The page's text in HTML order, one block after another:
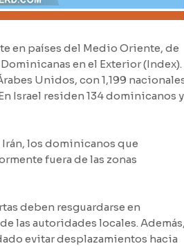
en países del Medio Oriente, de
en el Exterior (Index).
Unidos, con 1,199
Israel residen 134 dominicanos y
Irán, los dominicanos que
fuera de las zonas
deben resguardarse en
las autoridades locales. Además,
evitar desplazamientos hacia